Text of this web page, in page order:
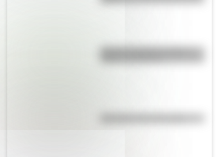
Bandera de Bolivia: historia,